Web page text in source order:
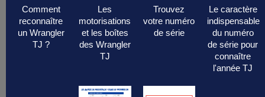
phares ronds emblématiques tout en
adoptant une suspension moderne. Ce
modèle offre plus de confort sans
sacrifier ses capacités tout-terrain
Comment
reconnaître
un Wrangler
TJ ?
Les
motorisations
et les boîtes
des Wrangler
TJ
Trouvez
votre numéro
de série
Le caractère
indispensable
du numéro
de série pour
connaître
l'année TJ